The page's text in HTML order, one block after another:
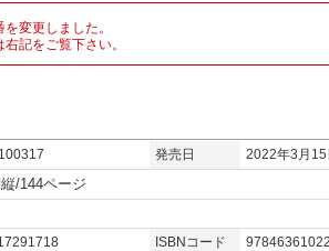
変更しました。
記をご覧下さい。
発売日
2022年3月15
/144ページ
ISBNコード